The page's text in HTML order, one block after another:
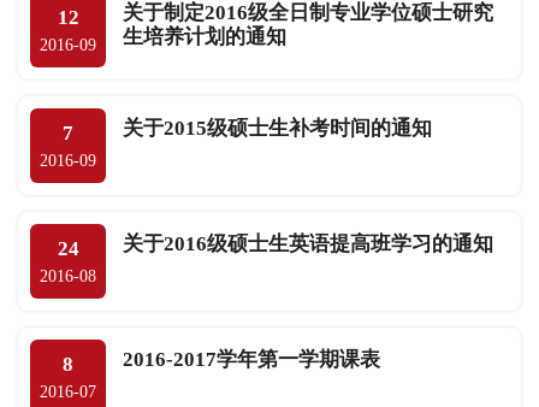
12
2016-09
关于制定2016级全日制专业学位硕士研究
生培养计划的通知
7
2016-09
关于2015级硕士生补考时间的通知
24
2016-08
关于2016级硕士生英语提高班学习的通知
8
2016-07
2016-2017学年第一学期课表